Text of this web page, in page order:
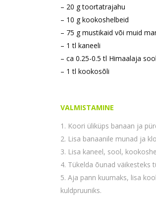
– 20 g toortatrajahu
– 10 g kookoshelbeid
– 75 g mustikaid või muid
– 1 tl kaneeli
– ca 0.25-0.5 tl Himaalaja
– 1 tl kookosõli
VALMISTAMINE
Koori üliküps banaan ja
Lisa banaanile munad ja
Lisa kaneel, sool,
Tükelda õunad väikesteks
Aja pann kuumaks, lisa
kuldpruuniks.